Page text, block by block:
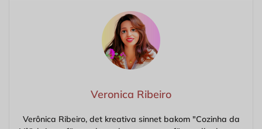
Veronica Ribeiro
Verônica Ribeiro, det kreativa sinnet bakom "Cozinha da